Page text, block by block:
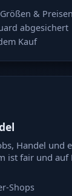
& Preisen
abgesichert
Kauf
Handel und
ist fair und auf
Shops